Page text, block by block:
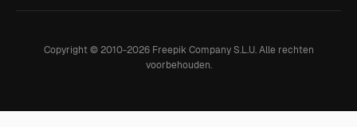
Copyright © 2010-2026Freepik Company S.L.U. Alle rechten
voorbehouden.